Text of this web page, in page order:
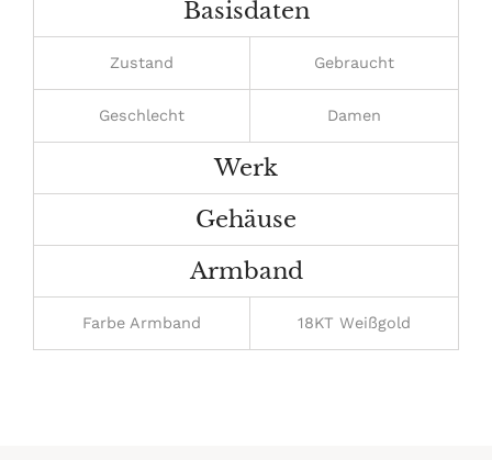
Basisdaten
Zustand Gebraucht
Geschlecht Damen
Werk
Gehäuse
Armband
Farbe Armband 18KT Weißgold